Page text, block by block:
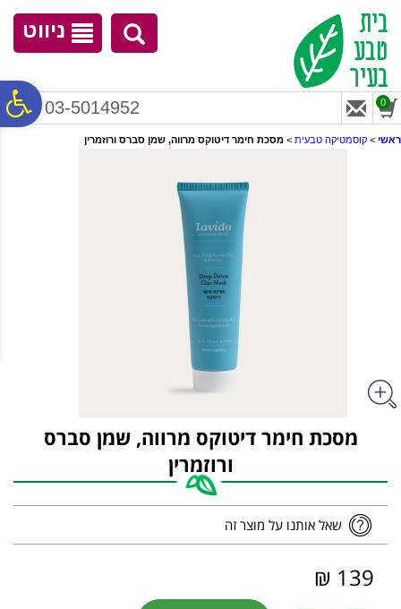
נגישות
ניווט
03-5014952 0
ראשי > קוסמטיקה טבעית > מסכת חימר דיטוקס מרווה, שמן סברס ורוזמרין
מסכת חימר דיטוקס מרווה, שמן סברס
ורוזמרין
שאל אותנו על מוצר זה
139 ₪